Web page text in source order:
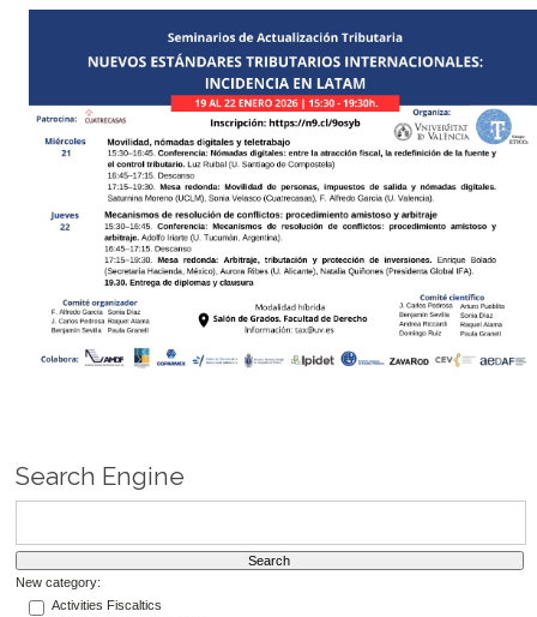
Search Engine
New category:
Activities Fiscaltics